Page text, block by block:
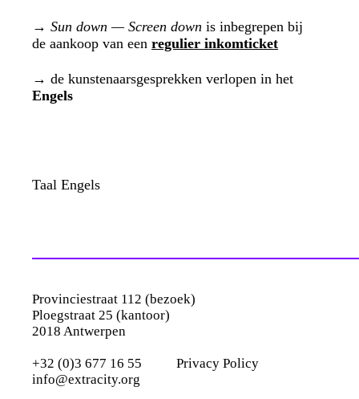
→ Sun down — Screen down is inbegrepen bij
de aankoop van een regulier inkomticket
→ de kunstenaarsgesprekken verlopen in het
Engels
Taal Engels
Provinciestraat 112 (bezoek)
Ploegstraat 25 (kantoor)
2018 Antwerpen
+32 (0)3 677 16 55
info@extracity.org
Privacy Policy